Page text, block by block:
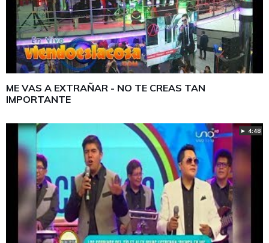
ME VAS A EXTRAÑAR - NO TE CREAS TAN
IMPORTANTE
► 4:48